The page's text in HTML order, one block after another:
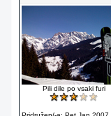
Pili dile po vsaki furi